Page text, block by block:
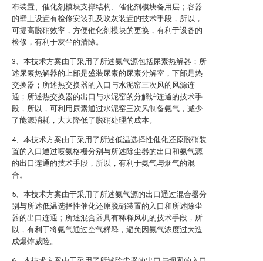
布装置、催化剂模块支撑结构、催化剂模块备用层；容器
的壁上设置有检修安装孔及吹灰装置的技术手段，所以，
可提高脱硝效率，方便催化剂模块的更换，有利于设备的
检修，有利于灰尘的清除。
3、本技术方案由于采用了所述氨气源包括尿素热解器；所
述尿素热解器的上部是盛装尿素的尿素分解室，下部是热
交换器；所述热交换器的入口与水泥窑三次风的风源连
通；所述热交换器的出口与水泥窑的分解炉连通的技术手
段，所以，可利用尿素通过水泥窑三次风制备氨气，减少
了能源消耗，大大降低了脱硝处理的成本。
4、本技术方案由于采用了所述低温选择性催化还原脱硝装
置的入口通过喷氨格栅分别与所述除尘器的出口和氨气源
的出口连通的技术手段，所以，有利于氨气与烟气的混
合。
5、本技术方案由于采用了所述氨气源的出口通过混合器分
别与所述低温选择性催化还原脱硝装置的入口和所述除尘
器的出口连通；所述混合器具有稀释风机的技术手段，所
以，有利于将氨气通过空气稀释，避免因氨气浓度过大造
成爆炸威险。